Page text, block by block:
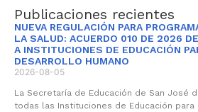
Publicaciones recientes
NUEVA REGULACIÓN PARA
LA SALUD: ACUERDO 010 DE 2026
A INSTITUCIONES DE EDUCACIÓN
DESARROLLO HUMANO
2026-08-05
La Secretaría de Educación de San José
todas las Instituciones de Educación para